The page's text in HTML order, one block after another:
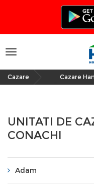
Cazare Cazare
UNITATI DE
CONACHI
Adam